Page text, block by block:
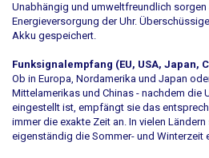
Unabhängig und umweltfreundlich
Energieversorgung der Uhr.
Akku gespeichert.
Funksignalempfang (EU, USA, Japan,
Ob in Europa, Nordamerika und Japan
Mittelamerikas und Chinas - nachdem die
eingestellt ist, empfängt sie das
immer die exakte Zeit an. In vielen
eigenständig die Sommer- und Winterzeit